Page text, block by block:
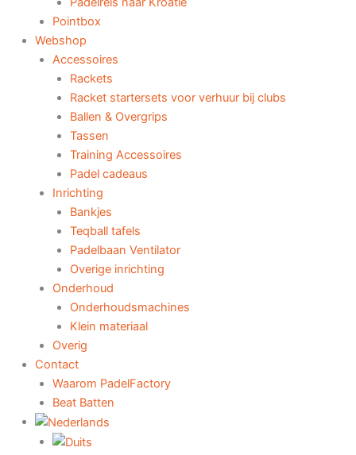
Pointbox
Webshop
Accessoires
Rackets
Racket startersets voor verhuur bij clubs
Ballen & Overgrips
Tassen
Training Accessoires
Padel cadeaus
Inrichting
Bankjes
Teqball tafels
Padelbaan Ventilator
Overige inrichting
Onderhoud
Onderhoudsmachines
Klein materiaal
Overig
Contact
Waarom PadelFactory
Beat Batten